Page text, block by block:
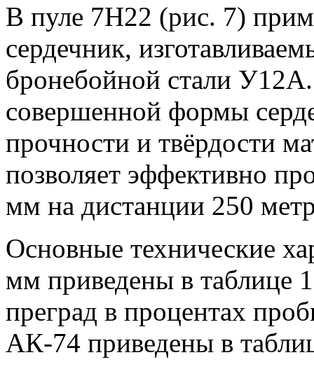
В пуле 7Н22 (рис. 7)
сердечник,
бронебойной стали У12А.
совершенной формы
прочности и твёрдости
позволяет эффективно
мм на дистанции 250
Основные технические
мм приведены в таблице
преград в процентах
АК-74 приведены в